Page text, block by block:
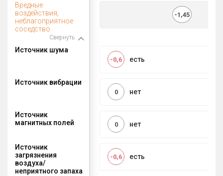
Вредные
воздействия,
неблагоприятное
соседство
Свернуть
-1,45
Источник шума
есть
-0,6
Источник вибрации
нет
0
Источник
магнитных полей
нет
0
Источник
загрязнения
воздуха/
неприятного запаха
есть
-0,6